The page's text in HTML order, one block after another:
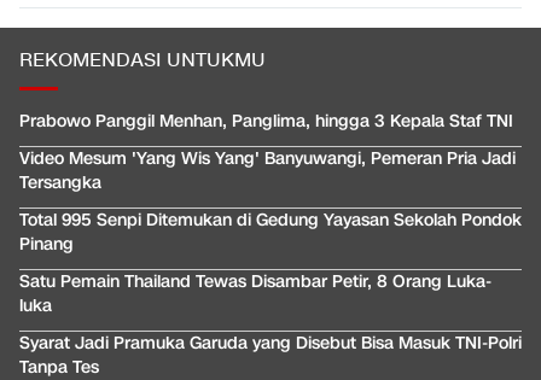
REKOMENDASI UNTUKMU
Prabowo Panggil Menhan, Panglima, hingga 3 Kepala Staf TNI
Video Mesum 'Yang Wis Yang' Banyuwangi, Pemeran Pria Jadi
Tersangka
Total 995 Senpi Ditemukan di Gedung Yayasan Sekolah Pondok
Pinang
Satu Pemain Thailand Tewas Disambar Petir, 8 Orang Luka-
luka
Syarat Jadi Pramuka Garuda yang Disebut Bisa Masuk TNI-Polri
Tanpa Tes